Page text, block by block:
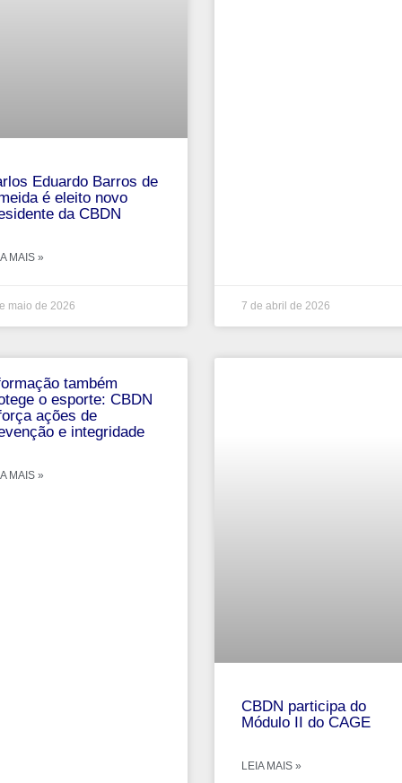
Eduardo Barros de
é eleito novo
da CBDN
MAIS »
maio de 2026 7 de abril de 2026
também
o esporte: CBDN
ações de
e integridade
MAIS »
CBDN participa do
Módulo II do CAGE
LEIA MAIS »